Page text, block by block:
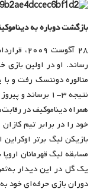
بازگشت دوباره به
۲۸ آگوست
متالوره دونتسک رفت و
همراه دیناموکیف در
مسابقه لیگ قهرمانان
یک گل در این دیدار